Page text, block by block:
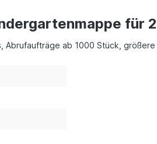
für
ab 1000 Stück,